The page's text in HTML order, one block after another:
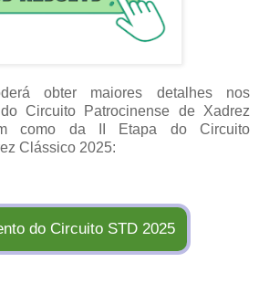
obter maiores detalhes nos
Circuito Patrocinense de Xadrez
como da II Etapa do Circuito
Clássico 2025:
do Circuito STD 2025